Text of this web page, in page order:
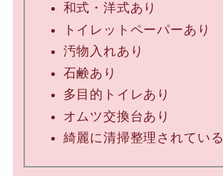
和式・洋式あり
トイレットペーパーあり
汚物入れあり
石鹸あり
多目的トイレあり
オムツ交換台あり
綺麗に清掃整理されている